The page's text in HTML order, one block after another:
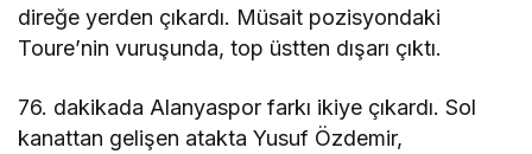
direğe yerden çıkardı. Müsait pozisyondaki
Toure’nin vuruşunda, top üstten dışarı çıktı.
76. dakikada Alanyaspor farkı ikiye çıkardı. Sol
kanattan gelişen atakta Yusuf Özdemir,